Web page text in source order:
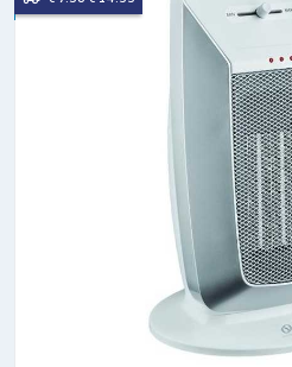
Termostato ambiente
Termostato di sicurezza
Funzione di sola ventilazione
Selezione potenza
Regolazione inclinazione
2 indicatori LED
Comandi meccanici